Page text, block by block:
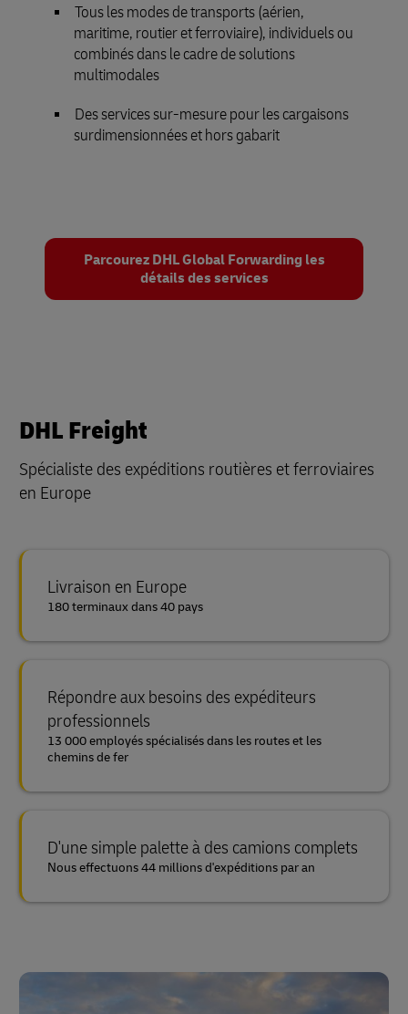
Tous les modes de transports (aérien,
maritime, routier et ferroviaire), individuels ou
combinés dans le cadre de solutions
multimodales
Des services sur-mesure pour les cargaisons
surdimensionnées et hors gabarit
Parcourez DHL Global Forwarding les
détails des services
DHL Freight
Spécialiste des expéditions routières et ferroviaires
en Europe
Livraison en Europe
180 terminaux dans 40 pays
Répondre aux besoins des expéditeurs
professionnels
13 000 employés spécialisés dans les routes et les
chemins de fer
D'une simple palette à des camions complets
Nous effectuons 44 millions d'expéditions par an